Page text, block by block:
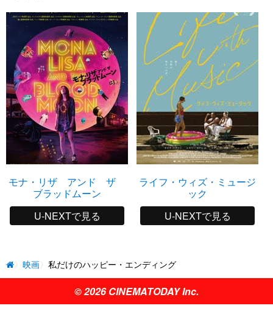
モナ・リザ アンド ザ
ブラッドムーン
U-NEXTで見る
ライフ・ウィズ・ミュージ
ック
U-NEXTで見る
映画 私だけのハッピー・エンディング
© 2026 CINEMATODAY Inc.